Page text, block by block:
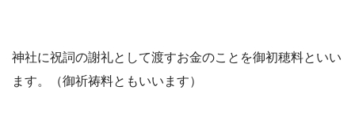
神社に祝詞の謝礼として渡すお金のことを御初穂料といい
ます。（御祈祷料ともいいます）